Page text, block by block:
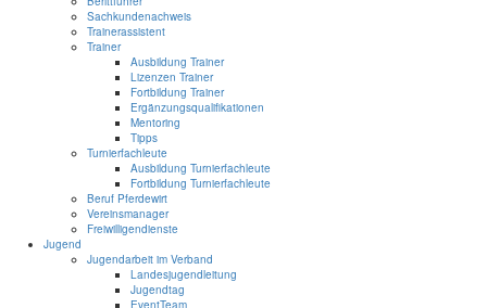
Sachkundenachweis
Trainerassistent
Trainer
Ausbildung Trainer
Lizenzen Trainer
Fortbildung Trainer
Ergänzungsqualifikationen
Mentoring
Tipps
Turnierfachleute
Ausbildung Turnierfachleute
Fortbildung Turnierfachleute
Beruf Pferdewirt
Vereinsmanager
Freiwilligendienste
Jugend
Jugendarbeit im Verband
Landesjugendleitung
Jugendtag